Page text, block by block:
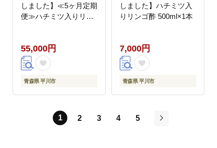
しました】≪5ヶ月定期
便≫ハチミツ入りリン
55,000円
青森県 平川市
しました】ハチミツ入
りリンゴ酢 500ml×1本
7,000円
青森県 平川市
1 2 3 4
5